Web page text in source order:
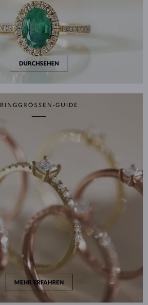
DURCHSEHEN
RINGGRÖSSEN-GUIDE
MEHR ERFAHREN